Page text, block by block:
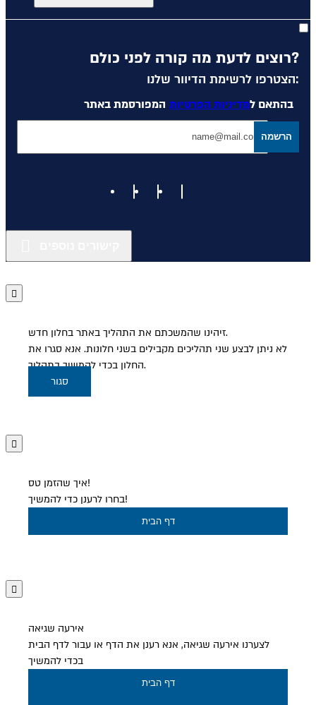
רוצים לדעת מה קורה לפני כולם?
הצטרפו לרשימת הדיוור שלנו:
בהתאם למדיניות הפרטיות המפורסמת באתר
הרשמה
זיהינו שהמשכתם את התהליך באתר בחלון חדש.
לא ניתן לבצע שני תהליכים מקבילים בשני חלונות. אנא סגרו את
החלון בכדי להמשיך בתהליך.
סגור
איך שהזמן טס!
בחרו לרענן כדי להמשיך!
דף הבית
אירעה שגיאה
לצערנו אירעה שגיאה, אנא רענן את הדף או עבור לדף הבית
בכדי להמשיך
דף הבית